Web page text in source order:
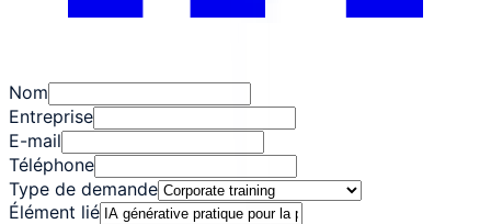
Nom
Entreprise
E-mail
Téléphone
Type de demande
Élément lié